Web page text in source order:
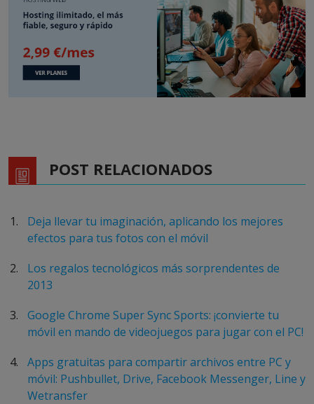
POST RELACIONADOS
Deja llevar tu imaginación, aplicando los mejores
efectos para tus fotos con el móvil
Los regalos tecnológicos más sorprendentes de
2013
Google Chrome Super Sync Sports: ¡convierte tu
móvil en mando de videojuegos para jugar con el PC!
Apps gratuitas para compartir archivos entre PC y
móvil: Pushbullet, Drive, Facebook Messenger, Line y
Wetransfer